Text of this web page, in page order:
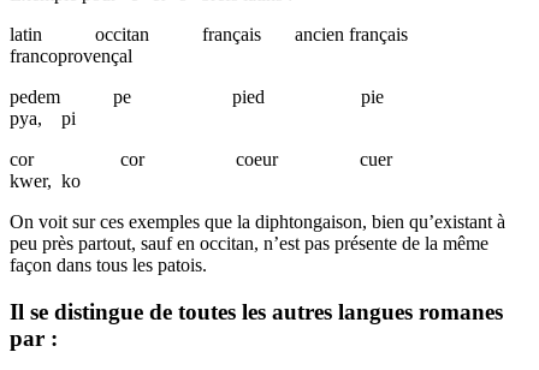
latin occitan français ancien français
francoprovençal
pedem pe pied pie
pya, pi
cor cor coeur cuer
kwer, ko
On voit sur ces exemples que la diphtongaison, bien qu’existant à
peu près partout, sauf en occitan, n’est pas présente de la même
façon dans tous les patois.
Il se distingue de toutes les autres langues romanes
par :